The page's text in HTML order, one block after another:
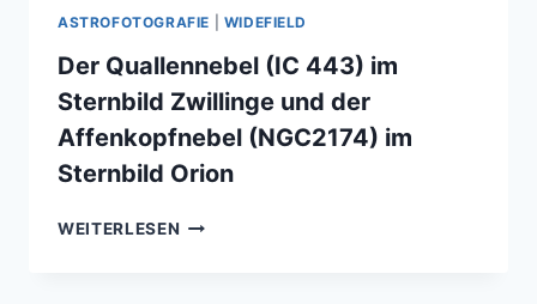
ASTROFOTOGRAFIE WIDEFIELD
Der Quallennebel (IC 443) im
Sternbild Zwillinge und der
Affenkopfnebel (NGC2174) im
Sternbild Orion
WEITERLESEN DER